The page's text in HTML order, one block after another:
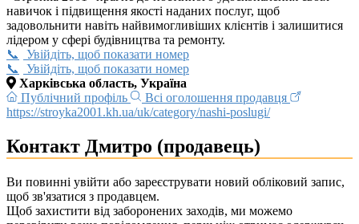
навичок і підвищення якості наданих послуг, щоб
задовольнити навіть найвимогливіших клієнтів і залишитися
лідером у сфері будівництва та ремонту.
Увійдіть, щоб показати номер
Увійдіть, щоб показати номер
Харківська область, Україна
Публічний профіль
Всі оголошення продавця
https://stroyka2001.kh.ua/uk/category/nashi-poslugi/
Контакт Дмитро (продавець)
Ви повинні увійти або зареєструвати новий обліковий запис,
щоб зв'язатися з продавцем.
Щоб захистити від заборонених заходів, ми можемо